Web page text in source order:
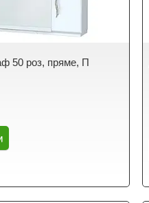
50 роз, пряме, П